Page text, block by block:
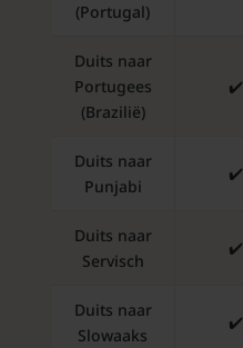
(Portugal)
Duits naar
Portugees
(Brazilië)
✔️
Duits naar
Punjabi
✔️
Duits naar
Servisch
✔️
Duits naar
Slowaaks
✔️